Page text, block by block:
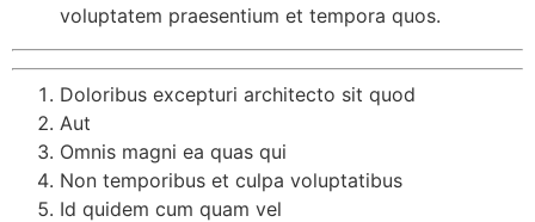
voluptatem praesentium et tempora quos.
Doloribus excepturi architecto sit quod
Aut
Omnis magni ea quas qui
Non temporibus et culpa voluptatibus
Id quidem cum quam vel